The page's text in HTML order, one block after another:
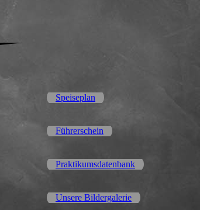
Speiseplan
Führerschein
Praktikumsdatenbank
Unsere Bildergalerie